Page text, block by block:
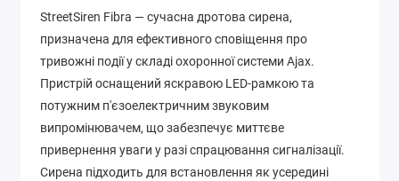
StreetSiren Fibra — сучасна дротова сирена,
призначена для ефективного сповіщення про
тривожні події у складі охоронної системи Ajax.
Пристрій оснащений яскравою LED-рамкою та
потужним п'єзоелектричним звуковим
випромінювачем, що забезпечує миттєве
привернення уваги у разі спрацювання сигналізації.
Сирена підходить для встановлення як усередині